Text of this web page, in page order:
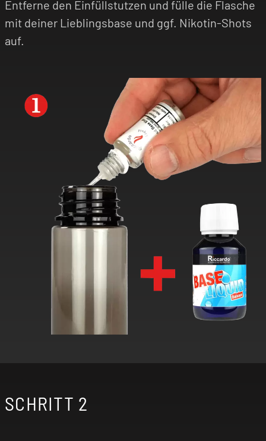
Entferne den Einfüllstutzen und fülle die Flasche
mit deiner Lieblingsbase und ggf. Nikotin-Shots
auf.
SCHRITT 2